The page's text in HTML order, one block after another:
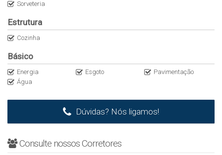
Sorveteria
Estrutura
Cozinha
Básico
Energia Esgoto
Pavimentação
Água
Dúvidas? Nós ligamos!
Consulte nossos Corretores